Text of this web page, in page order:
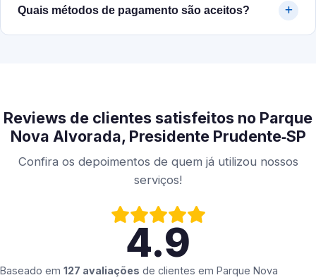
Quais métodos de pagamento são aceitos?
Reviews de clientes satisfeitos no Parque
Nova Alvorada, Presidente Prudente‑SP
Confira os depoimentos de quem já utilizou nossos
serviços!
4.9
Baseado em 127 avaliações de clientes em Parque Nova